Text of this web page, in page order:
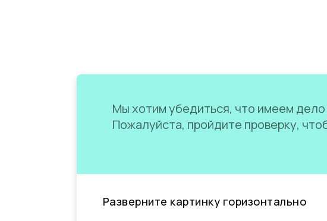
Мы хотим убедиться, что имеем
Пожалуйста, пройдите проверку,
Разверните картинку горизонтально